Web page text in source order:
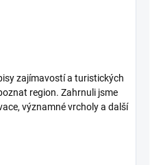
zajímavostí a turistických
region. Zahrnuli jsme
významné vrcholy a další